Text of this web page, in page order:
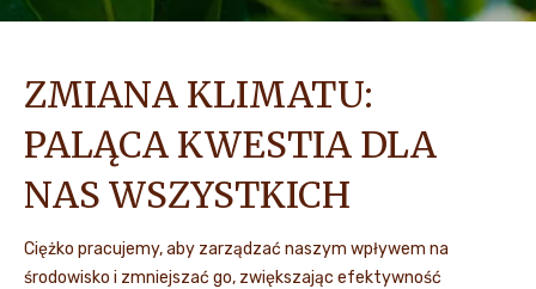
ZMIANA KLIMATU:
PALĄCA KWESTIA DLA
NAS WSZYSTKICH
Ciężko pracujemy, aby zarządzać naszym wpływem na
środowisko i zmniejszać go, zwiększając efektywność